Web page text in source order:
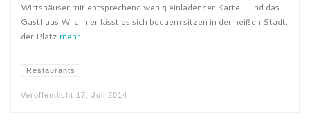
Wirtshäuser mit entsprechend wenig einladender Karte – und das
Gasthaus Wild: hier lässt es sich bequem sitzen in der heißen Stadt,
der Platz mehr
Restaurants
Veröffentlicht 17. Juli 2014